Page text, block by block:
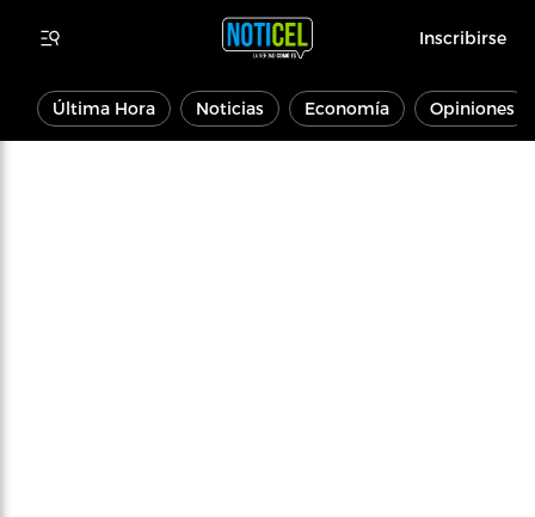
Inscribirse
Última Hora Noticias Economía Opiniones